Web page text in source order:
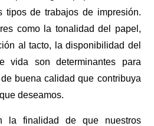
tipos de trabajos de impresión.
como la tonalidad del papel,
al tacto, la disponibilidad del
vida son determinantes para
buena calidad que contribuya
deseamos.
la finalidad de que nuestros